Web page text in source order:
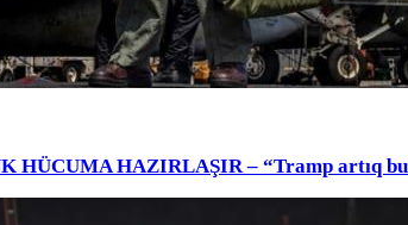
HÜCUMA HAZIRLAŞIR – “Tramp artıq